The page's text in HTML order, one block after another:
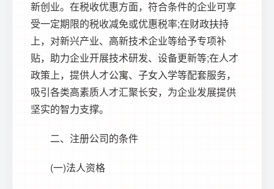
新创业。在税收优惠方面，符合条件的企业可享
受一定期限的税收减免或优惠税率;在财政扶持
上，对新兴产业、高新技术企业等给予专项补
贴，助力企业开展技术研发、设备更新等;在人才
政策上，提供人才公寓、子女入学等配套服务，
吸引各类高素质人才汇聚长安，为企业发展提供
坚实的智力支撑。
二、注册公司的条件
(一)法人资格